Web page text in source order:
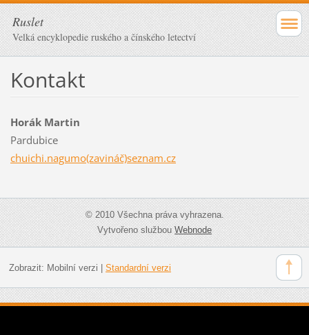
Ruslet
Velká encyklopedie ruského a čínského letectví
Kontakt
Horák Martin
Pardubice
chuichi.nagumo(zavináč)seznam.cz
© 2010 Všechna práva vyhrazena.
Vytvořeno službouWebnode
Zobrazit: Mobilní verzi Standardní verzi